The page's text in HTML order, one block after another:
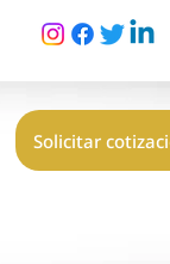
Solicitar